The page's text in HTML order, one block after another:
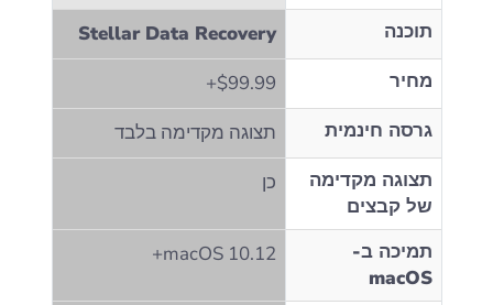
תוכנה
Stellar Data Recovery
מחיר
$99.99+
גרסה חינמית
תצוגה מקדימה בלבד
תצוגה מקדימה
של קבצים
כן
תמיכה ב-
macOS
macOS 10.12+